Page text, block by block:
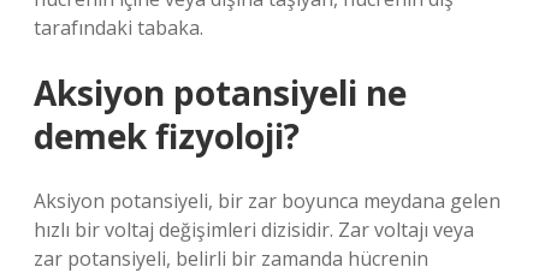
tarafındaki tabaka.
Aksiyon potansiyeli ne
demek fizyoloji?
Aksiyon potansiyeli, bir zar boyunca meydana gelen
hızlı bir voltaj değişimleri dizisidir. Zar voltajı veya
zar potansiyeli, belirli bir zamanda hücrenin